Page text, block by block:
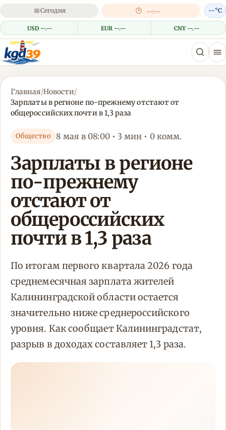
📅Сегодня 🕒 --:--
USD --.-- EUR --.-- CNY --.--
--°C
Главная/Новости/
Зарплаты в регионе по-прежнему отстают от
общероссийских почти в 1,3 раза
Общество 8 мая в 08:00 • 3 мин • 0 комм.
Зарплаты в регионе
по-прежнему
отстают от
общероссийских
почти в 1,3 раза
По итогам первого квартала 2026 года
среднемесячная зарплата жителей
Калининградской области остается
значительно ниже среднероссийского
уровня. Как сообщает Калининградстат,
разрыв в доходах составляет 1,3 раза.